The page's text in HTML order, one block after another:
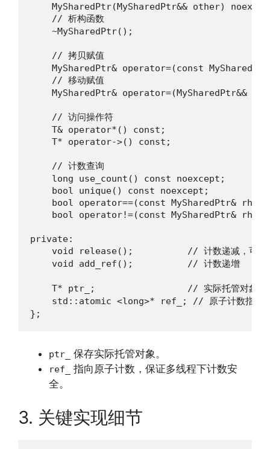
MySharedPtr(MySharedPtr&& other)
    // 析构函数
    ~MySharedPtr();
    // 拷贝赋值
MySharedPtr& operator=(const
    // 移动赋值
MySharedPtr& operator=(MySharedPtr&&
    // 访问操作符
    T& operator*() const;
    T* operator->() const;
    // 计数查询
    long use_count() const noexcept;
    bool unique() const noexcept;
bool operator==(const MySharedPtr& rhs)
bool operator!=(const MySharedPtr& rhs)
private:
void release();          // 计数递减，可能
    void add_ref();          // 计数递增
    T* ptr_;                 // 实际托管对象
    std::atomic <long>* ref_; // 原子计数指针
};
ptr_ 保存实际托管对象。
ref_
指向原子计数，保证多线程下计数安
全。
3. 关键实现细节